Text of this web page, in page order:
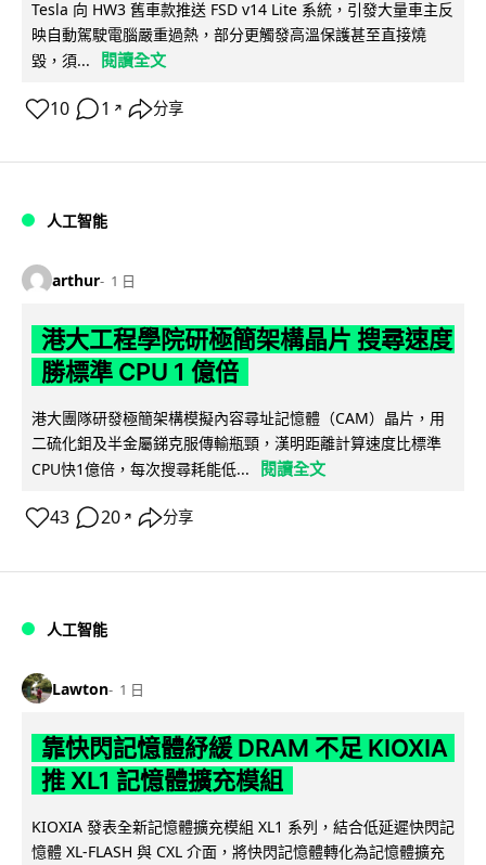
Tesla 向 HW3 舊車款推送 FSD v14 Lite 系統，引發大量車主反
映自動駕駛電腦嚴重過熱，部分更觸發高溫保護甚至直接燒
毀，須...
閱讀全文
10 1 ↗ 分享
人工智能
arthur 1 日
港大工程學院研極簡架構晶片 搜尋速度
勝標準 CPU 1 億倍
港大團隊研發極簡架構模擬內容尋址記憶體（CAM）晶片，用
二硫化鉬及半金屬銻克服傳輸瓶頸，漢明距離計算速度比標準
CPU快1億倍，每次搜尋耗能低...
閱讀全文
43 20 ↗ 分享
人工智能
Lawton 1 日
靠快閃記憶體紓緩 DRAM 不足 KIOXIA
推 XL1 記憶體擴充模組
KIOXIA 發表全新記憶體擴充模組 XL1 系列，結合低延遲快閃記
憶體 XL-FLASH 與 CXL 介面，將快閃記憶體轉化為記憶體擴充